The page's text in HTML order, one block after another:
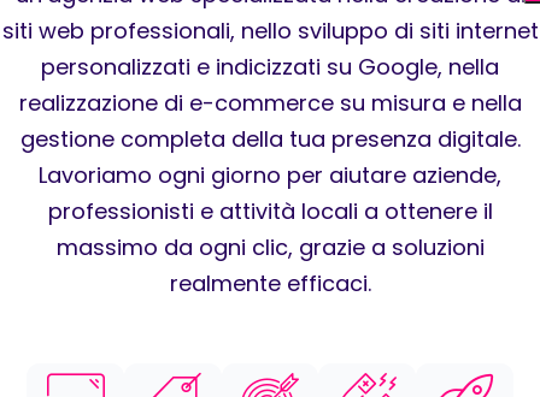
siti web professionali, nello sviluppo di siti internet
personalizzati e indicizzati su Google, nella
realizzazione di e-commerce su misura e nella
gestione completa della tua presenza digitale.
Lavoriamo ogni giorno per aiutare aziende,
professionisti e attività locali a ottenere il
massimo da ogni clic, grazie a soluzioni
realmente efficaci.